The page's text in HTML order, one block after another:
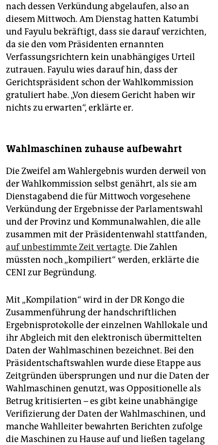
nach dessen Verkündung abgelaufen, also an
diesem Mittwoch. Am Dienstag hatten Katumbi
und ­Fayulu bekräftigt, dass sie darauf verzichten,
da sie den vom Präsidenten ernannten
Verfassungsrichtern kein unabhängiges Urteil
zutrauen. ­Fayulu wies darauf hin, dass der
Gerichtspräsident schon der Wahlkommission
gratuliert habe. „Von diesem Gericht haben wir
nichts zu erwarten“, erklärte er.
Wahlmaschinen zuhause aufbewahrt
Die Zweifel am Wahlergebnis wurden derweil von
der Wahlkommission selbst genährt, als sie am
Dienstagabend die für Mittwoch vorgesehene
Verkündung der Ergebnisse der Parlamentswahl
und der Provinz und Kommunalwahlen, die alle
zusammen mit der Präsidentenwahl stattfanden,
auf unbestimmte Zeit vertagte. Die Zahlen
müssten noch „kompiliert“ werden, erklärte die
CENI zur Begründung.
Mit „Kompilation“ wird in der DR Kongo die
Zusammenführung der handschriftlichen
Ergebnisprotokolle der einzelnen Wahllokale und
ihr Abgleich mit den elektronisch übermittelten
Daten der Wahlmaschinen bezeichnet. Bei den
Präsidentschaftswahlen wurde diese Etappe aus
Zeitgründen übersprungen und nur die Daten der
Wahlmaschinen genutzt, was Oppositionelle als
Betrug kritisierten – es gibt keine unabhängige
Verifizierung der Daten der Wahlmaschinen, und
manche Wahlleiter bewahrten Berichten zufolge
die Maschinen zu Hause auf und ließen tagelang